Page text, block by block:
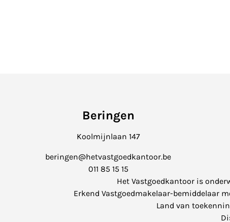
Beringen
Koolmijnlaan 147
beringen@hetvastgoedkantoor.be
011 85 15 15
Het Vastgoedkantoor is
Erkend Vastgoedmakelaar-bemiddelaar
Land van